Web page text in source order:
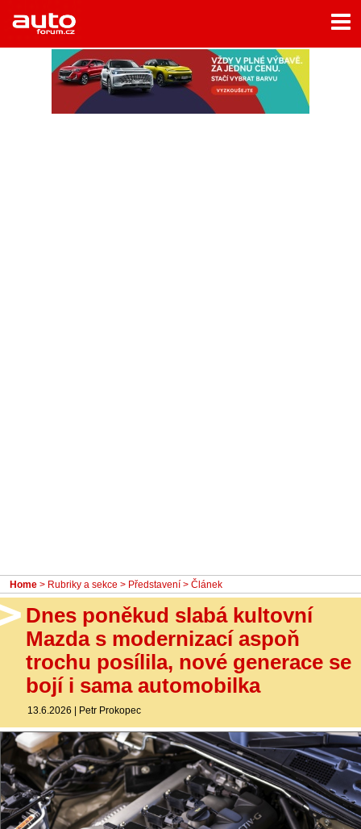
Home
Rubriky
- Testy aut
- Jízdní dojmy a další testy
Home > Rubriky a sekce > Představení > Článek
Dnes poněkud slabá kultovní
Mazda s modernizací aspoň
trochu posílila, nové generace se
bojí i sama automobilka
13.6.2026 | Petr Prokopec